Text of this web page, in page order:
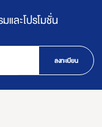
และโปรโมชั่น
ลงทะเบียน